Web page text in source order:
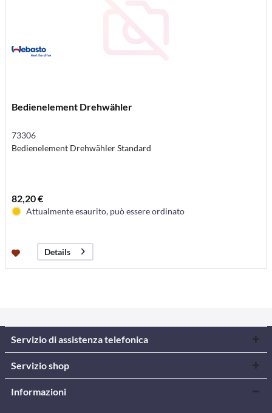
Bedienelement Drehwähler
73306
Bedienelement Drehwähler Standard
82,20 €
Attualmente esaurito, può essere ordinato
Details
Servizio di assistenza telefonica
Servizio shop
Informazioni